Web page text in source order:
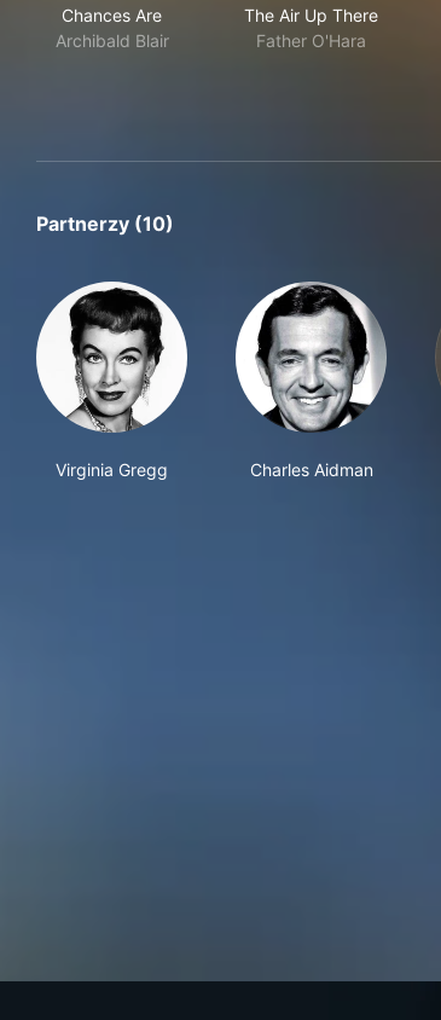
Chances Are
Archibald Blair
The Air Up There
Father O'Hara
Partnerzy (10)
Virginia Gregg Charles Aidman